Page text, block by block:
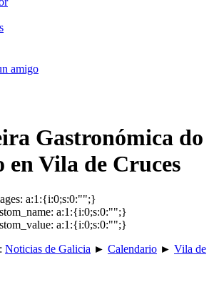
amigo
Gastronómica do
en Vila de Cruces
a:1:{i:0;s:0:"";}
a:1:{i:0;s:0:"";}
a:1:{i:0;s:0:"";}
Noticias de Galicia ► Calendario ► Vila de